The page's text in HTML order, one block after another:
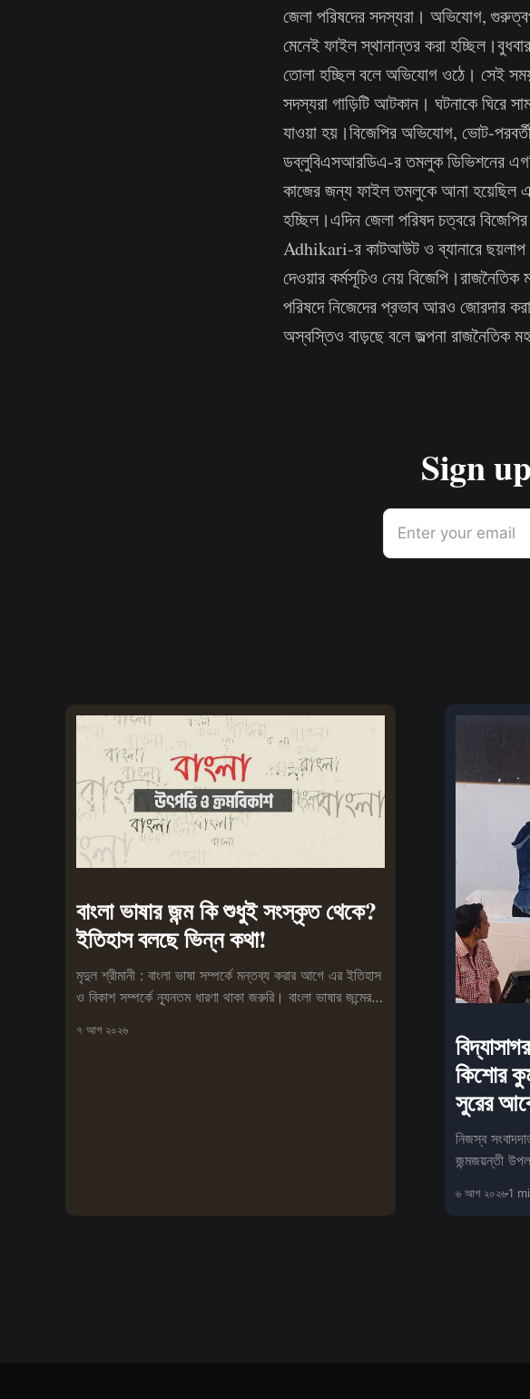
জেলা পরিষদের সদস্যরা। অভিযোগ,
মেনেই ফাইল স্থানান্তর করা
তোলা হচ্ছিল বলে অভিযোগ ওঠে। সেই সময়
সদস্যরা গাড়িটি আটকান। ঘটনাকে ঘিরে
যাওয়া হয়।বিজেপির অভিযোগ, ভোট-
ডব্লুবিএসআরডিএ-র তমলুক ডিভিশনের
কাজের জন্য ফাইল তমলুকে আনা হয়েছিল
হচ্ছিল।এদিন জেলা পরিষদ চত্বরে
Adhikari-র কাটআউট ও ব্যানারে ছয়লাপ
দেওয়ার কর্মসূচিও নেয় বিজেপি।রাজনৈতিক
পরিষদে নিজেদের প্রভাব আরও জোরদার
অস্বস্তিও বাড়ছে বলে জল্পনা রাজনৈতিক
Sign
Enter your email
বাংলা ভাষার জন্ম কি শুধুই সংস্কৃত থেকে?
ইতিহাস বলছে ভিন্ন কথা!
মৃদুল শ্রীমানী : বাংলা ভাষা সম্পর্কে মন্তব্য করার আগে এর ইতিহাস
ও বিকাশ সম্পর্কে ন্যূনতম ধারণা থাকা জরুরি। বাংলা ভাষার জন্মের
৭ আগ ২০২৬
কিশোর
সুরের
নিজস্ব
জন্মজয়ন্তী
৬ আগ ২০২৬1